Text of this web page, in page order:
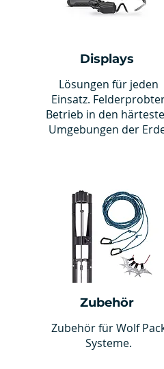
Displays
Lösungen für jeden
Einsatz.
Betrieb in den
Umgebungen der
Zubehör
Zubehör für Wolf
Systeme.